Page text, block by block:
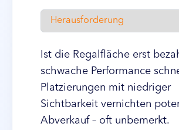
Ist die Regalfläche erst
schwache Performance
Platzierungen mit niedriger
Sichtbarkeit vernichten
Abverkauf – oft unbemerkt.